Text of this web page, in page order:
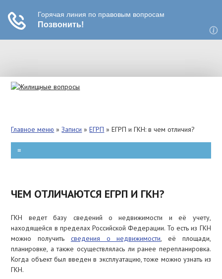
РЕКЛАМА
ПРИВАТИЗАЦИЯ
ИПОТЕКА
ИЖС
Главное меню »Записи »ЕГРП »ЕГРП и ГКН: в чем отличия?
≡
ЧЕМ ОТЛИЧАЮТСЯ ЕГРП И ГКН?
ГКН ведет базу сведений о недвижимости и её учету,
находящейся в пределах Российской Федерации. То есть из ГКН
можно получить сведения о недвижимости, её площади,
планировке, а также осуществлялась ли ранее перепланировка.
Когда объект был введен в эксплуатацию, тоже можно узнать из
ГКН.